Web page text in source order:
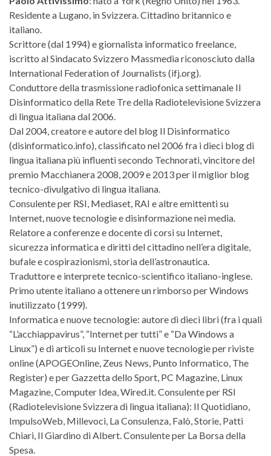
Residente a Lugano, in Svizzera. Cittadino britannico e
italiano.
Scrittore (dal 1994) e giornalista informatico freelance,
iscritto al Sindacato Svizzero Massmedia riconosciuto dalla
International Federation of Journalists (ifj.org).
Conduttore della trasmissione radiofonica settimanale Il
Disinformatico della Rete Tre della Radiotelevisione Svizzera
di lingua italiana dal 2006.
Dal 2004, creatore e autore del blog Il Disinformatico
(disinformatico.info), classificato nel 2006 fra i dieci blog di
lingua italiana più influenti secondo Technorati, vincitore del
premio Macchianera 2008, 2009 e 2013 per il miglior blog
tecnico-divulgativo di lingua italiana.
Consulente per RSI, Mediaset, RAI e altre emittenti su
Internet, nuove tecnologie e disinformazione nei media.
Relatore a conferenze e docente di corsi su Internet,
sicurezza informatica e diritti del cittadino nell’era digitale,
bufale e cospirazionismi, storia dell’astronautica.
Traduttore e interprete tecnico-scientifico italiano-inglese.
Primo utente italiano a ottenere un rimborso per Windows
inutilizzato (1999).
Informatica e nuove tecnologie: autore di dieci libri (fra i quali
“L’acchiappavirus”, “Internet per tutti” e “Da Windows a
Linux”) e di articoli su Internet e nuove tecnologie per riviste
online (APOGEOnline, Zeus News, Punto Informatico, The
Register) e per Gazzetta dello Sport, PC Magazine, Linux
Magazine, Computer Idea, Wired.it. Consulente per RSI
(Radiotelevisione Svizzera di lingua italiana): Il Quotidiano,
ImpulsoWeb, Millevoci, La Consulenza, Falò, Storie, Patti
Chiari, Il Giardino di Albert. Consulente per La Borsa della
Spesa.